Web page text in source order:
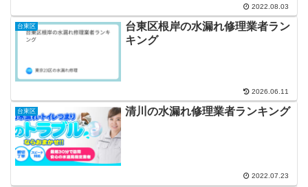
2022.08.03
台東区
台東区根岸の水漏れ修理業者ラン
キング
2026.06.11
台東区 清川の水漏れ修理業者ランキング
2022.07.23